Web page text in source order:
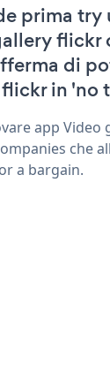
prima
flickr
di
in 'no
app Video
che
a bargain.